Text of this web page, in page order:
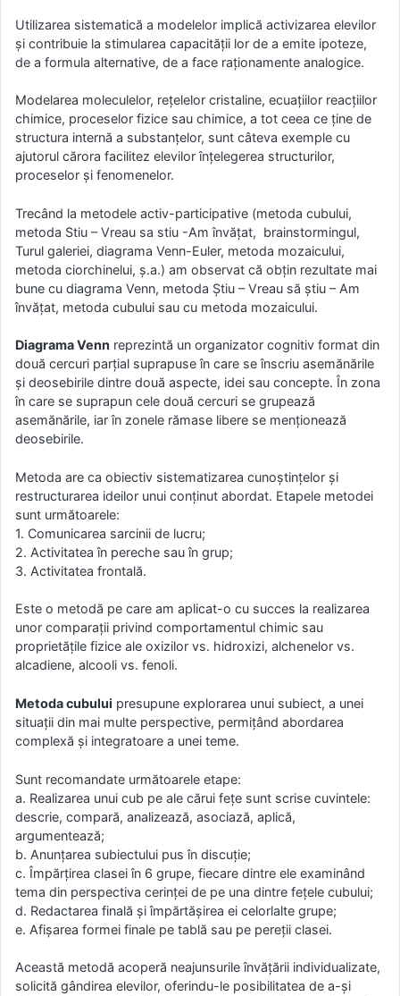
Utilizarea sistematică a modelelor implică activizarea elevilor
și contribuie la stimularea capacității lor de a emite ipoteze,
de a formula alternative, de a face raționamente analogice.
Modelarea moleculelor, rețelelor cristaline, ecuațiilor reacțiilor
chimice, proceselor fizice sau chimice, a tot ceea ce ține de
structura internă a substanțelor, sunt câteva exemple cu
ajutorul cărora facilitez elevilor înțelegerea structurilor,
proceselor și fenomenelor.
Trecând la metodele activ-participative (metoda cubului,
metoda Stiu – Vreau sa stiu -Am învățat, brainstormingul,
Turul galeriei, diagrama Venn-Euler, metoda mozaicului,
metoda ciorchinelui, ș.a.) am observat că obțin rezultate mai
bune cu diagrama Venn, metoda Știu – Vreau să știu – Am
învățat, metoda cubului sau cu metoda mozaicului.
Diagrama Venn reprezintă un organizator cognitiv format din
două cercuri parțial suprapuse în care se înscriu asemănările
și deosebirile dintre două aspecte, idei sau concepte. În zona
în care se suprapun cele două cercuri se grupează
asemănările, iar în zonele rămase libere se menționează
deosebirile.
Metoda are ca obiectiv sistematizarea cunoștințelor și
restructurarea ideilor unui conținut abordat. Etapele metodei
sunt următoarele:
1. Comunicarea sarcinii de lucru;
2. Activitatea în pereche sau în grup;
3. Activitatea frontală.
Este o metodă pe care am aplicat-o cu succes la realizarea
unor comparații privind comportamentul chimic sau
proprietățile fizice ale oxizilor vs. hidroxizi, alchenelor vs.
alcadiene, alcooli vs. fenoli.
Metoda cubului presupune explorarea unui subiect, a unei
situaţii din mai multe perspective, permiţând abordarea
complexă şi integratoare a unei teme.
Sunt recomandate următoarele etape:
a. Realizarea unui cub pe ale cărui feţe sunt scrise cuvintele:
descrie, compară, analizează, asociază, aplică,
argumentează;
b. Anunţarea subiectului pus în discuţie;
c. Împărţirea clasei în 6 grupe, fiecare dintre ele examinând
tema din perspectiva cerinţei de pe una dintre feţele cubului;
d. Redactarea finală şi împărtăşirea ei celorlalte grupe;
e. Afişarea formei finale pe tablă sau pe pereţii clasei.
Această metodă acoperă neajunsurile învăţării individualizate,
solicită gândirea elevilor, oferindu-le posibilitatea de a-şi